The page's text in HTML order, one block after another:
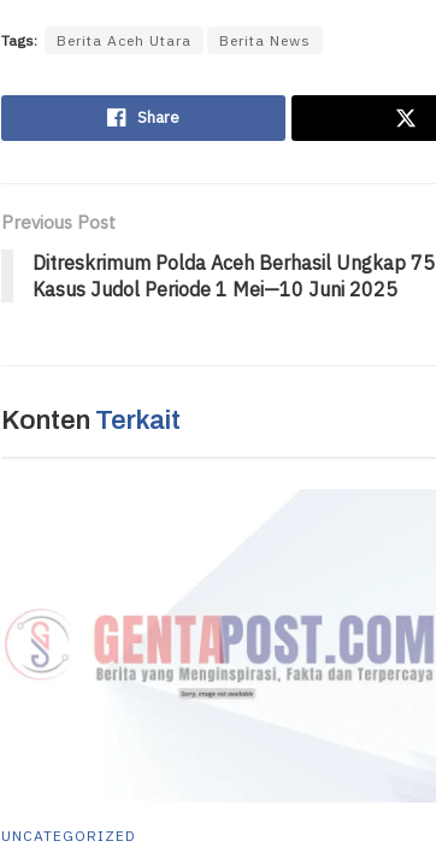
Tags: Berita Aceh Utara Berita News
Share
Previous Post
Ditreskrimum Polda Aceh Berhasil Ungkap 75
Kasus Judol Periode 1 Mei—10 Juni 2025
Konten Terkait
UNCATEGORIZED